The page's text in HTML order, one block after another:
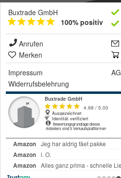
Buxtrade GmbH
100% positiv
Anrufen
Merken
Impressum
Widerrufsbelehrung